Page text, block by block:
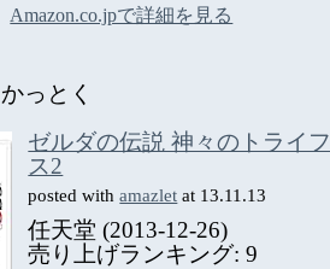
Amazon.co.jpで詳細を見る
っとく
ゼルダの伝説 神々のトライ
ス2
posted withamazlet at 13.11.13
任天堂 (2013-12-26)
売り上げランキング: 9